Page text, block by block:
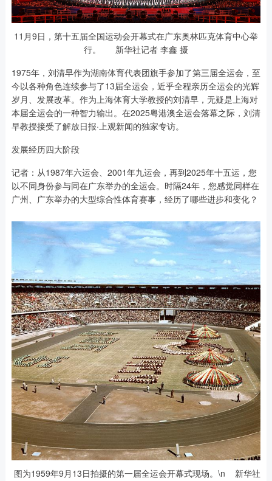
11月9日，第十五届全国运动会开幕式在广东奥林匹克体育中心举
行。 新华社记者 李鑫 摄
1975年，刘清早作为湖南体育代表团旗手参加了第三届全运会，至
今以各种角色连续参与了13届全运会，近乎全程亲历全运会的光辉
岁月、发展改革。作为上海体育大学教授的刘清早，无疑是上海对
本届全运会的一种智力输出。在2025粤港澳全运会落幕之际，刘清
早教授接受了解放日报·上观新闻的独家专访。
发展经历四大阶段
记者：从1987年六运会、2001年九运会，再到2025年十五运，您
以不同身份参与同在广东举办的全运会。时隔24年，您感觉同样在
广州、广东举办的大型综合性体育赛事，经历了哪些进步和变化？
图为1959年9月13日拍摄的第一届全运会开幕式现场。\n 新华社